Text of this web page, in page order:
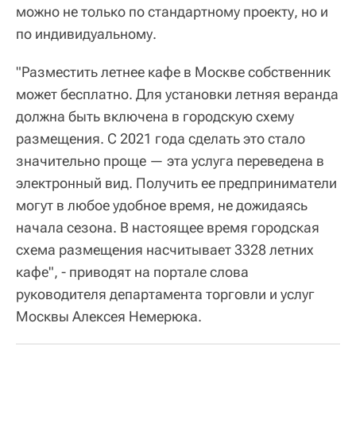
можно не только по стандартному проекту, но и
по индивидуальному.
"Разместить летнее кафе в Москве собственник
может бесплатно. Для установки летняя веранда
должна быть включена в городскую схему
размещения. С 2021 года сделать это стало
значительно проще — эта услуга переведена в
электронный вид. Получить ее предприниматели
могут в любое удобное время, не дожидаясь
начала сезона. В настоящее время городская
схема размещения насчитывает 3328 летних
кафе", - приводят на портале слова
руководителя департамента торговли и услуг
Москвы Алексея Немерюка.